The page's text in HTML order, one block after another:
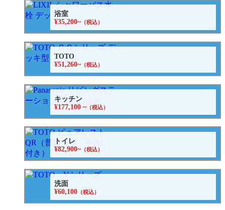
浴室
¥35,200~（税込）
TOTO
¥51,260~（税込）
キッチン
¥177,100 ~（税込）
トイレ
¥82,900~（税込）
洗面
¥60,100 （税込）